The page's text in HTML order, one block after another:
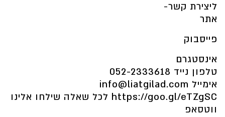
ליצירת קשר-
אתר
פייסבוק
אינסטגרם
טלפון נייד 052-2333618
אימייל info@liatgilad.com
https://goo.gl/eTZgSC לכל שאלה שילחו אלינו
ווטסאפ